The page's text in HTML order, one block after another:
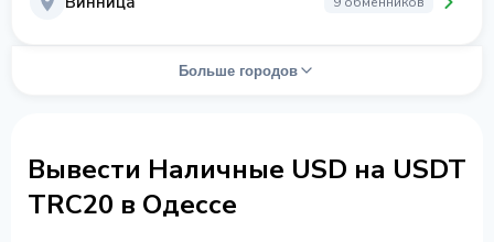
Больше городов
Вывести Наличные USD на USDT
TRC20 в Одессе